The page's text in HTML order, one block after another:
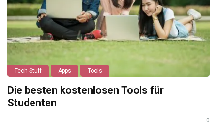
Tech Stuff Apps Tools
Die besten kostenlosen Tools für
Studenten
0